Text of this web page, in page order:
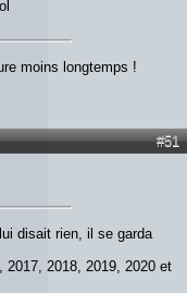
moins longtemps !
#51
disait rien, il se garda
2017, 2018, 2019, 2020 et